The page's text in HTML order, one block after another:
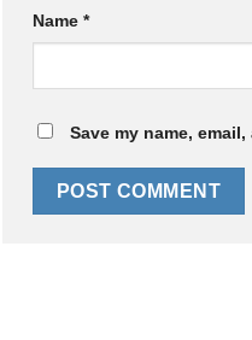
Name *
Save my name,